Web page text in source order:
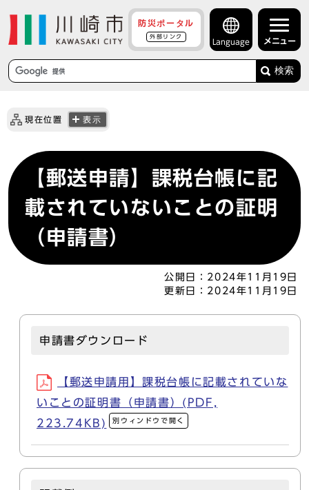
防災ポータル
外部リンク
Language メニュー
検索
現在位置 表示
【郵送申請】課税台帳に記
載されていないことの証明
（申請書）
公開日： 2024年11月19日
更新日： 2024年11月19日
申請書ダウンロード
【郵送申請用】課税台帳に記載されていな
いことの証明書（申請書）(PDF,
223.74KB)
別ウィンドウで開く